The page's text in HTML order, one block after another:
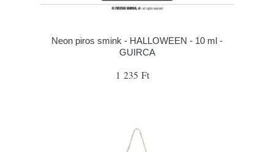
Neon piros smink - HALLOWEEN - 10 ml -
GUIRCA
1 235 Ft